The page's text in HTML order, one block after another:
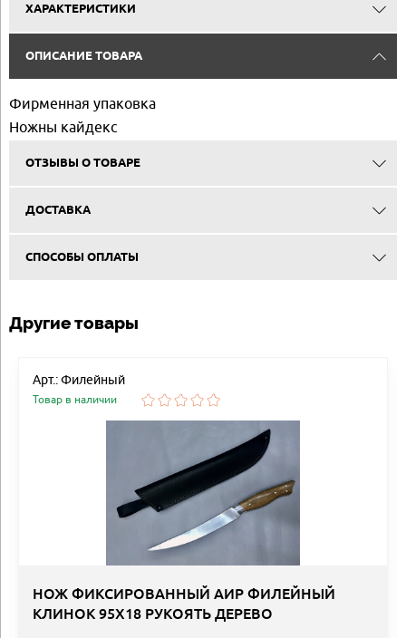
ХАРАКТЕРИСТИКИ
ОПИСАНИЕ ТОВАРА
Фирменная упаковка
Ножны кайдекс
ОТЗЫВЫ О ТОВАРЕ
ДОСТАВКА
СПОСОБЫ ОПЛАТЫ
Другие товары
Арт.: Филейный
Товар в наличии
НОЖ ФИКСИРОВАННЫЙ АИР ФИЛЕЙНЫЙ
КЛИНОК 95Х18 РУКОЯТЬ ДЕРЕВО